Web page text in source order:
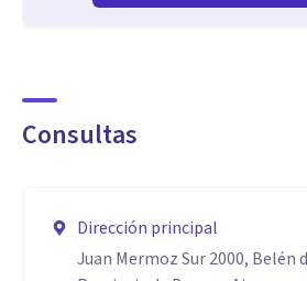
Consultas
Dirección principal
Juan Mermoz Sur 2000, Belén